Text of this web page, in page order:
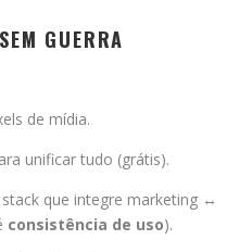
GUERRA
de mídia.
unificar tudo (grátis).
que integre marketing ↔
consistência de uso).